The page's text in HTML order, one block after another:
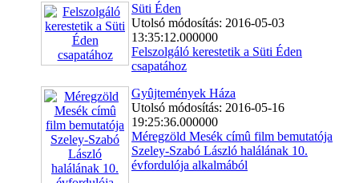
Süti Éden
Utolsó módosítás: 2016-05-03
13:35:12.000000
Felszolgáló kerestetik a Süti Éden
csapatához
Gyûjtemények Háza
Utolsó módosítás: 2016-05-16
19:25:36.000000
Méregzöld Mesék címû film bemutatója
Szeley-Szabó László halálának 10.
évfordulója alkalmából